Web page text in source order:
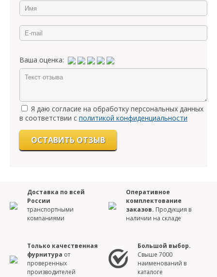
Доставка по всей
России
транспортными
компаниями
Оперативное
комплектование
заказов. Продукция в
наличии на складе
Только качественная
фурнитура от
проверенных
производителей
Большой выбор.
Свыше 7000
наименований в
каталоге
Ваша оценка:
Я даю согласие на обработку персональных данных
в соответствии с политикой конфиденциальности